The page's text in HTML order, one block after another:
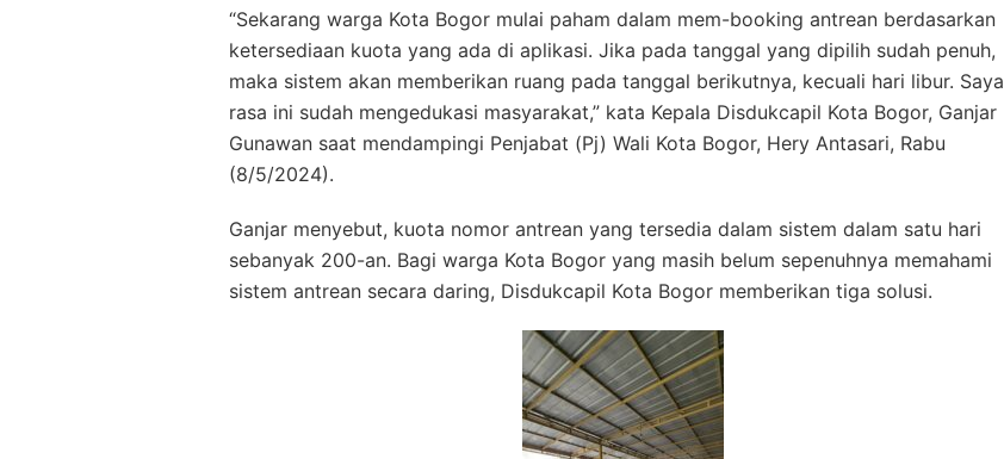
“Sekarang warga Kota Bogor mulai paham dalam mem-booking antrean berdasarkan
ketersediaan kuota yang ada di aplikasi. Jika pada tanggal yang dipilih sudah penuh,
maka sistem akan memberikan ruang pada tanggal berikutnya, kecuali hari libur. Saya
rasa ini sudah mengedukasi masyarakat,” kata Kepala Disdukcapil Kota Bogor, Ganjar
Gunawan saat mendampingi Penjabat (Pj) Wali Kota Bogor, Hery Antasari, Rabu
(8/5/2024).
Ganjar menyebut, kuota nomor antrean yang tersedia dalam sistem dalam satu hari
sebanyak 200-an. Bagi warga Kota Bogor yang masih belum sepenuhnya memahami
sistem antrean secara daring, Disdukcapil Kota Bogor memberikan tiga solusi.